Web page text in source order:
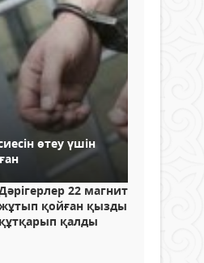
өтеу үшін
22 магнит
қойған қызды
құтқарып қалды